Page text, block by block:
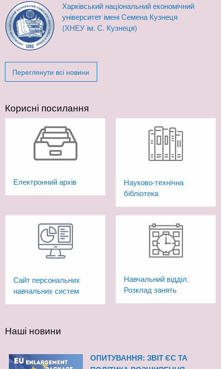
Харківський національний економічний
університет імені Семена Кузнеця
(ХНЕУ ім. С. Кузнеця)
Переглянути всі новини
Корисні посилання
Електронний архів
Науково-технічна
бібліотека
Сайт персональних
навчальних систем
Навчальний відділ.
Розклад занять
Наші новини
ОПИТУВАННЯ: ЗВІТ ЄС ТА